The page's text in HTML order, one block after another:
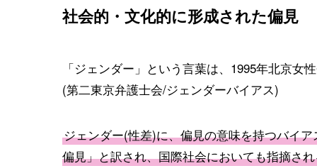
社会的・文化的に形成された偏見
「ジェンダー」という言葉は、1995年北京
(第二東京弁護士会/ジェンダーバイアス)
ジェンダー(性差)に、偏見の意味を持つバイ
偏見」と訳され、国際社会においても指摘さ